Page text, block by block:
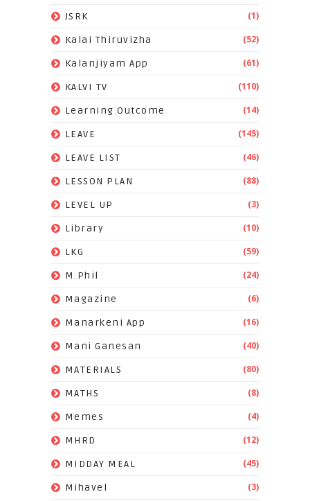
JSRK (1)
Kalai Thiruvizha (52)
Kalanjiyam App (61)
KALVI TV (110)
Learning Outcome (14)
LEAVE (145)
LEAVE LIST (46)
LESSON PLAN (88)
LEVEL UP (3)
Library (10)
LKG (59)
M.Phil (24)
Magazine (6)
Manarkeni App (16)
Mani Ganesan (40)
MATERIALS (80)
MATHS (8)
Memes (4)
MHRD (12)
MIDDAY MEAL (45)
Mihavel (3)